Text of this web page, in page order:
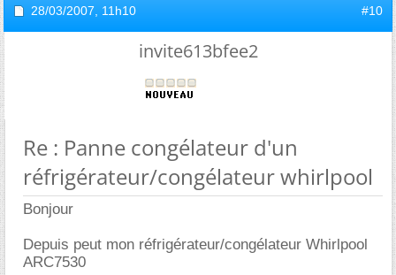
28/03/2007, 11h10 #10
invite613bfee2
Re : Panne congélateur d'un
réfrigérateur/congélateur whirlpool
Bonjour
Depuis peut mon réfrigérateur/congélateur Whirlpool
ARC7530